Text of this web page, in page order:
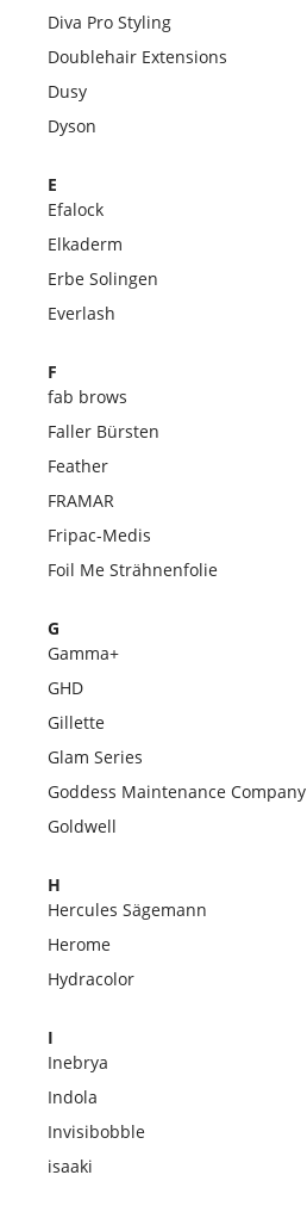
Diva Pro Styling
Doublehair Extensions
Dusy
Dyson
E
Efalock
Elkaderm
Erbe Solingen
Everlash
F
fab brows
Faller Bürsten
Feather
FRAMAR
Fripac-Medis
Foil Me Strähnenfolie
G
Gamma+
GHD
Gillette
Glam Series
Goddess Maintenance Company
Goldwell
H
Hercules Sägemann
Herome
Hydracolor
I
Inebrya
Indola
Invisibobble
isaaki